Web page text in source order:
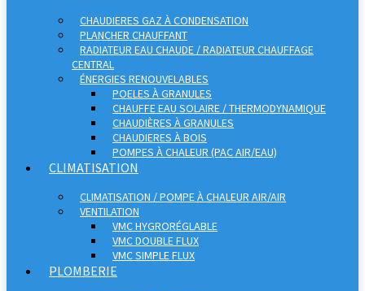
CHAUDIERES GAZ À CONDENSATION
PLANCHER CHAUFFANT
RADIATEUR EAU CHAUDE / RADIATEUR CHAUFFAGE
CENTRAL
ÉNERGIES RENOUVELABLES
POELES À GRANULES
CHAUFFE EAU SOLAIRE / THERMODYNAMIQUE
CHAUDIÈRES À GRANULES
CHAUDIERES À BOIS
POMPES À CHALEUR (PAC AIR/EAU)
CLIMATISATION
CLIMATISATION / POMPE À CHALEUR AIR/AIR
VENTILATION
VMC HYGRORÉGLABLE
VMC DOUBLE FLUX
VMC SIMPLE FLUX
PLOMBERIE